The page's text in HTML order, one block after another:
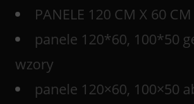
PANELE 120 CM X 60 CM
panele 120*60, 100*50
wzory
panele 120×60, 100×50